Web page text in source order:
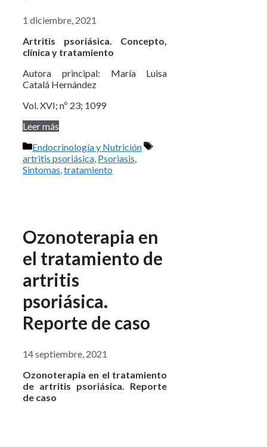
1 diciembre, 2021
Artritis psoriásica. Concepto,
clínica y tratamiento
Autora principal: María Luisa
Catalá Hernández
Vol. XVI; nº 23; 1099
Leer más
Categorías
Endocrinología y Nutrición
Etiquetas
artritis psoriásica Psoriasis
Sintomas tratamiento
Ozonoterapia en
el tratamiento de
artritis
psoriásica.
Reporte de caso
14 septiembre, 2021
Ozonoterapia en el tratamiento
de artritis psoriásica. Reporte
de caso